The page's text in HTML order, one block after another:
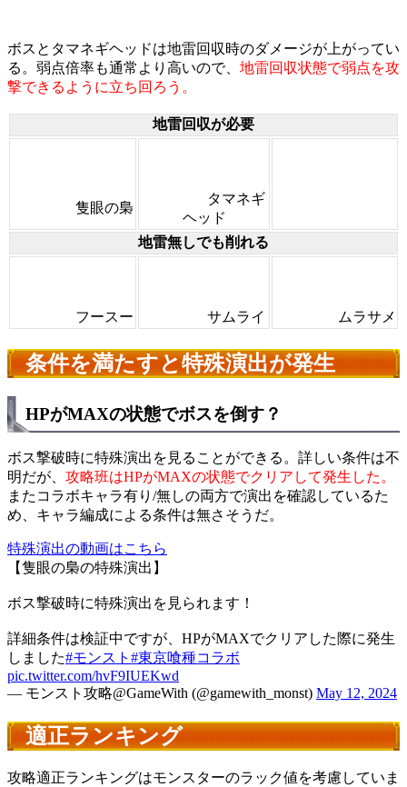
ボスとタマネギヘッドは地雷回収時のダメージが上がってい
る。弱点倍率も通常より高いので、 地雷回収状態で弱点を攻
撃できるように立ち回ろう。
地雷回収が必要
隻眼の梟
タマネギ
ヘッド
地雷無しでも削れる
フースー サムライ ムラサメ
条件を満たすと特殊演出が発生
HPがMAXの状態でボスを倒す？
ボス撃破時に特殊演出を見ることができる。詳しい条件は不
明だが、 攻略班はHPがMAXの状態でクリアして発生した。
またコラボキャラ有り/無しの両方で演出を確認しているた
め、キャラ編成による条件は無さそうだ。
特殊演出の動画はこちら
【隻眼の梟の特殊演出】
ボス撃破時に特殊演出を見られます！
詳細条件は検証中ですが、HPがMAXでクリアした際に発生
しました#モンスト #東京喰種コラボ
pic.twitter.com/hvF9IUEKwd
— モンスト攻略@GameWith (@gamewith_monst) May 12, 2024
適正ランキング
攻略適正ランキングはモンスターのラック値を考慮していま